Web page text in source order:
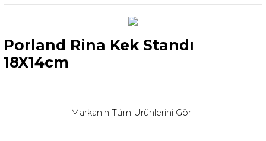
Porland Rina Kek Standı
18X14cm
Markanın Tüm Ürünlerini Gör